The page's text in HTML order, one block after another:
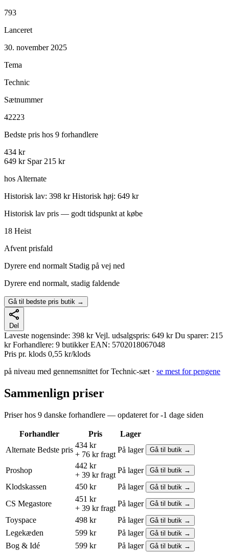
793
Lanceret
30. november 2025
Tema
Technic
Sætnummer
42223
Bedste pris hos 9 forhandlere
434 kr
649 kr Spar 215 kr
hos Alternate
Historisk lav: 398 kr Historisk høj: 649 kr
Historisk lav pris — godt tidspunkt at købe
18 Heist
Afvent prisfald
Dyrere end normalt Stadig på vej ned
Dyrere end normalt, stadig faldende
Gå til bedste pris butik →
Del
Laveste nogensinde: 398 kr Vejl. udsalgspris: 649 kr Du sparer: 215
kr Forhandlere: 9 butikker EAN: 5702018067048
Pris pr. klods 0,55 kr/klods
på niveau med gennemsnittet for Technic-sæt · se mest for pengene
Sammenlign priser
Priser hos 9 danske forhandlere — opdateret for -1 dage siden
Forhandler Pris
Lager
Alternate Bedste pris
434 kr
+ 76 kr fragt
På lager Gå til butik →
Proshop
442 kr
+ 39 kr fragt
På lager Gå til butik →
Klodskassen 450 kr På lager Gå til butik →
CS Megastore
451 kr
+ 39 kr fragt
På lager Gå til butik →
Toyspace 498 kr På lager Gå til butik →
Legekæden 599 kr På lager Gå til butik →
Bog & Idé 599 kr På lager Gå til butik →